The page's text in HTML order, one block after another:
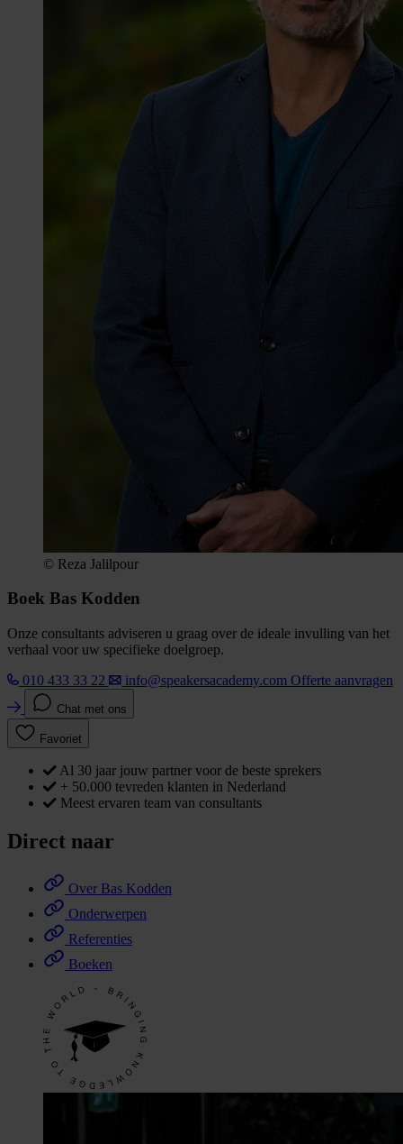
© Reza Jalilpour
Boek Bas Kodden
Onze consultants adviseren u graag over de ideale invulling van het
verhaal voor uw specifieke doelgroep.
010 433 33 22
info@speakersacademy.com Offerte aanvragen
Chat met ons
Favoriet
Al 30 jaar jouw partner voor de beste sprekers
+ 50.000 tevreden klanten in Nederland
Meest ervaren team van consultants
Direct naar
Over Bas Kodden
Onderwerpen
Referenties
Boeken